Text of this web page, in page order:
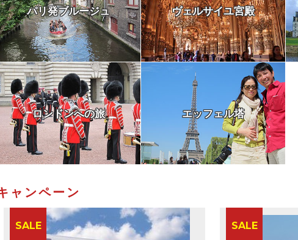
パリ発ブルージュ ヴェルサイユ宮殿
ロンドンへの旅 エッフェル塔
ャンペーン
SALE SALE